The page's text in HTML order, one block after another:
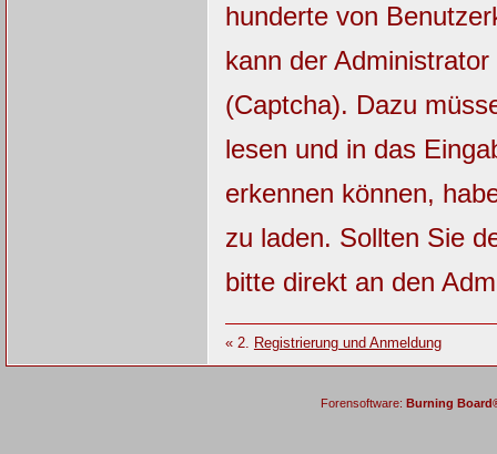
hunderte von
kann der
(Captcha). Dazu
lesen und in das
erkennen können,
zu laden. Sollten Sie
bitte direkt an den
« 2. Registrierung und Anmeldung
Forensoftware: Burning